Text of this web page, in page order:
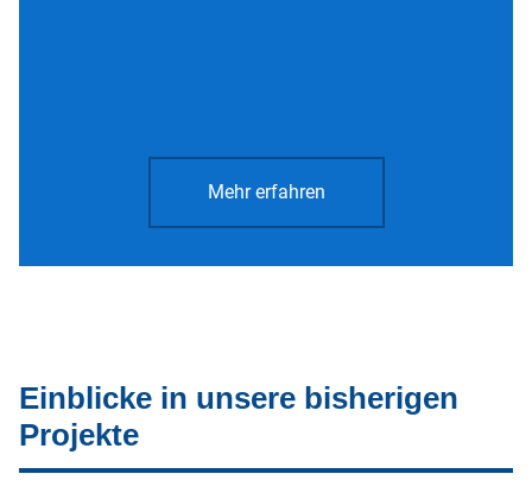
Mehr erfahren
Einblicke in unsere bisherigen
Projekte